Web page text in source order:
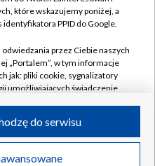
S.A. w likwidacji
które wskazujemy poniżej, a
PPID do Google.
przez Ciebie naszych
„Portalem”, w tym informacje
jak: pliki cookie, sygnalizatory
umożliwiających świadczenie
przez Ciebie
do serwisu